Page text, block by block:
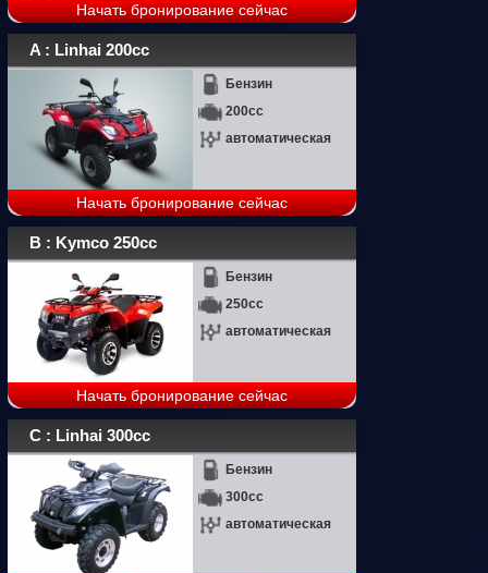
Начать бронирование сейчас
A : Linhai 200cc
Бензин
200cc
автоматическая
Начать бронирование сейчас
B : Kymco 250cc
Бензин
250cc
автоматическая
Начать бронирование сейчас
C : Linhai 300cc
Бензин
300cc
автоматическая